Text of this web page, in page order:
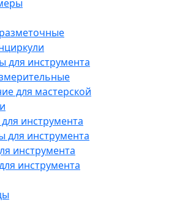
для инструмента
для мастерской
инструмента
для инструмента
инструмента
инструмента